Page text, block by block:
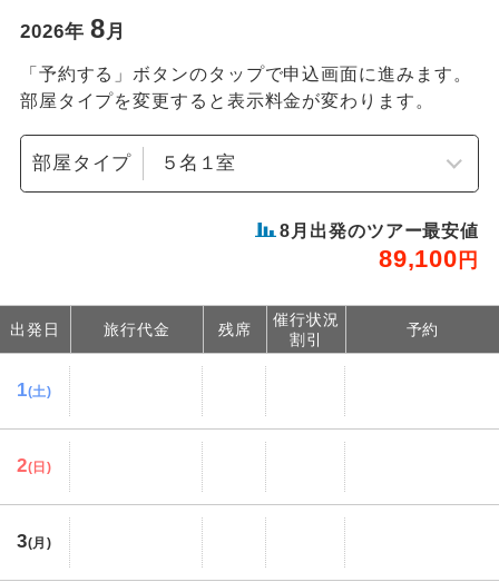
2026年 8月
「予約する」ボタンのタップで申込画面に進みます。
部屋タイプを変更すると表示料金が変わります。
部屋タイプ
8 月出発のツアー最安値
89,100 円
出発日 旅行代金 残席
催行状況
割引
予約
1(土)
2(日)
3(月)